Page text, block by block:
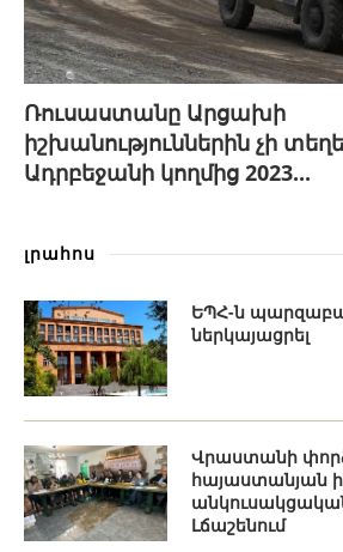
Ռուսաստանը Արցախի
իշխանություններին չի
Ադրբեջանի կողմից 2023...
լրահոս
ԵՊՀ-ն
ներկայացրել
Վրաստանի
հայաստանյան
Լճաշենում